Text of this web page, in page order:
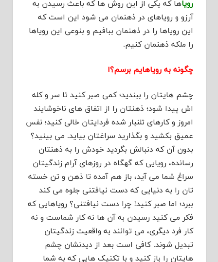
رویاها که یکی از این روش ها که باعث رسیدن به
آرزو و رویاهای در ذهنمان می شود این است که
این رویاها را در ذهنمان ببافیم و بنوعی این رویاها
را ملکه ذهنمان کنیم.
چگونه به رویاهایم برسم؟ا
چشم هایتان را ببندید؛ کمی صبر کنید تا سر و کله
اش پیدا شود؛ ذهنتان را از اتفاق های ناخوشایند
امروز و کارهای تلنبار شده فردایتان خالی کنید؛ نفس
عمیق بکشید و بگذارید سراغتان بیاید. می بینید؟
بدون آن که دنبالش بگردید خودش را به ذهنتان
رسانده، رویایی که گهگاه در روزهای آرام زندگیتان
سراغ شما می آید، باز هم آمده تا ذهن و تن خسته
تان را به دنیایی که دست نیافتنی جلوه می کند
ببرد؛ اما صبر کنید! چرا دست نیافتنی؟ رویاهایی که
فکر می کنید رسیدن به آن ها نه کار شماست و نه
کار فرد دیگری، می توانند به واقعیت زندگیتان
تبدیل شوند. کافی است بعد از دیدنشان چشم
هایتان را باز کنید و با تکنیک هایی که به شما